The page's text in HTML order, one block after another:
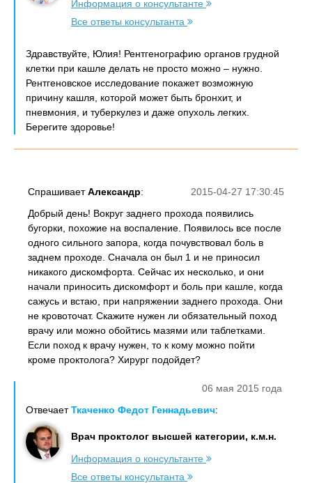
Информация о консультанте
Все ответы консультанта
Здравствуйте, Юлия! Рентгенографию органов грудной
клетки при кашле делать не просто можно – нужно.
Рентгеновское исследование покажет возможную
причину кашля, которой может быть бронхит, и
пневмония, и туберкулез и даже опухоль легких.
Берегите здоровье!
2015-04-27 17:30:45
СпрашиваетАлександр:
Добрый день! Вокруг заднего прохода появились
бугорки, похожие на воспаление. Появилось все после
одного сильного запора, когда почувствовал боль в
заднем проходе. Сначала он был 1 и не приносил
никакого дискомфорта. Сейчас их несколько, и они
начали приносить дискомфорт и боль при кашле, когда
сажусь и встаю, при напряжении заднего прохода. Они
не кровоточат. Скажите нужен ли обязательный поход
врачу или можно обойтись мазями или таблетками.
Если поход к врачу нужен, то к кому можно пойти
кроме проктолога? Хирург подойдет?
06 мая 2015 года
ОтвечаетТкаченко Федот Геннадьевич:
Врач проктолог высшей категории, к.м.н.
Информация о консультанте
Все ответы консультанта